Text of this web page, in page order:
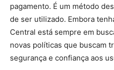
pagamento. É um método
de ser utilizado. Embora
Central está sempre em
novas políticas que buscam
segurança e confiança aos